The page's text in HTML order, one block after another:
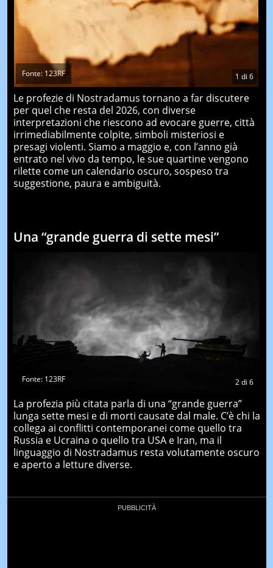
1 di 6
Fonte: 123RF
Le profezie di Nostradamus tornano a far discutere
per quel che resta del 2026, con diverse
interpretazioni che riescono ad evocare guerre, città
irrimediabilmente colpite, simboli misteriosi e
presagi violenti. Siamo a maggio e, con l’anno già
entrato nel vivo da tempo, le sue quartine vengono
rilette come un calendario oscuro, sospeso tra
suggestione, paura e ambiguità.
Una “grande guerra di sette mesi”
2di 6
Fonte: 123RF
La profezia più citata parla di una “grande guerra”
lunga sette mesi e di morti causate dal male. C’è chi la
collega ai conflitti contemporanei come quello tra
Russia e Ucraina o quello tra USA e Iran, ma il
linguaggio di Nostradamus resta volutamente oscuro
e aperto a letture diverse.